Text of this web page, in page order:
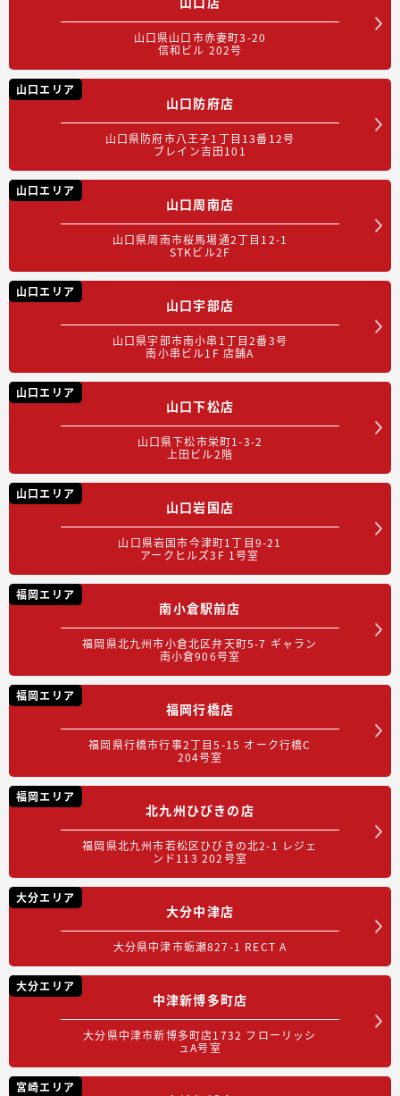
山口県山口市赤妻町3-20
信和ビル 202号
山口エリア
山口防府店
山口県防府市八王子1丁目13番12号
ブレイン吉田101
山口エリア
山口周南店
山口県周南市桜馬場通2丁目12-1
STKビル2F
山口エリア
山口宇部店
山口県宇部市南小串1丁目2番3号
南小串ビル1F 店舗A
山口エリア
山口下松店
山口県下松市栄町1-3-2
上田ビル2階
山口エリア
山口岩国店
山口県岩国市今津町1丁目9-21
アークヒルズ3F 1号室
福岡エリア
南小倉駅前店
福岡県北九州市小倉北区弁天町5-7 ギャラン
南小倉906号室
福岡エリア
福岡行橋店
福岡県行橋市行事2丁目5-15 オーク行橋C
204号室
福岡エリア
北九州ひびきの店
福岡県北九州市若松区ひびきの北2-1 レジェ
ンド113 202号室
大分エリア
大分中津店
大分県中津市蛎瀬827-1 RECT A
大分エリア
中津新博多町店
大分県中津市新博多町店1732 フローリッシ
ュA号室
宮崎エリア